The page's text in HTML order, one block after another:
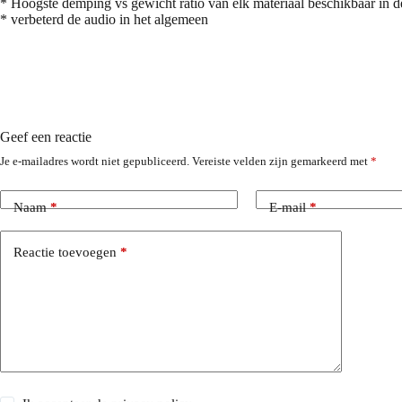
* Hoogste demping vs gewicht ratio van elk materiaal beschikbaar in
* verbeterd de audio in het algemeen
Geef een reactie
Je e-mailadres wordt niet gepubliceerd. Vereiste velden zijn gemarkeerd met *
Naam* E-mail*
Reactie toevoegen *